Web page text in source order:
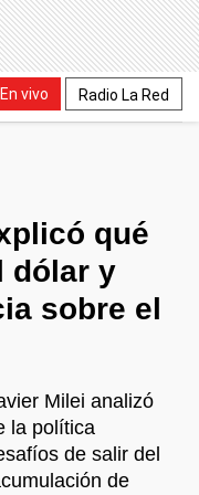
En vivo Radio La Red
qué
dólar y
sobre el
Milei analizó
la política
de salir del
de